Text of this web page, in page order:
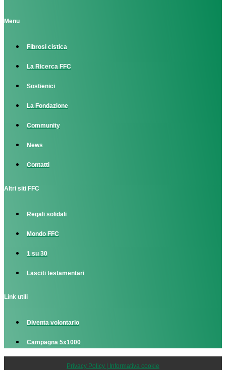
Menu
Fibrosi cistica
La Ricerca FFC
Sostienici
La Fondazione
Community
News
Contatti
Altri siti FFC
Regali solidali
Mondo FFC
1 su 30
Lasciti testamentari
Link utili
Diventa volontario
Campagna 5x1000
Privacy Policy | Informativa cookie